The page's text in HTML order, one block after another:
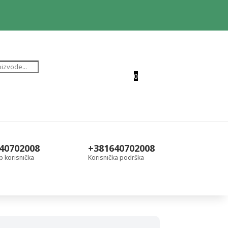
0
korisnička
+381640702008
Korisnička podrška